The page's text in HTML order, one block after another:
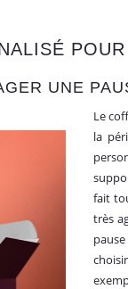
UNE
Le
la
fait
très